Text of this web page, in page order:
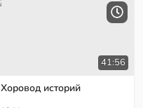
41:56
Хоровод историй